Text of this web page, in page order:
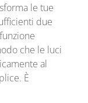
le tue
due
che le luci
al
È